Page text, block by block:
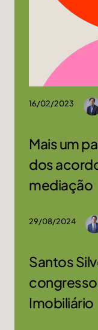
16/02/2023
Mais um
dos
mediação
29/08/2024
Santos
congresso
Imobiliário